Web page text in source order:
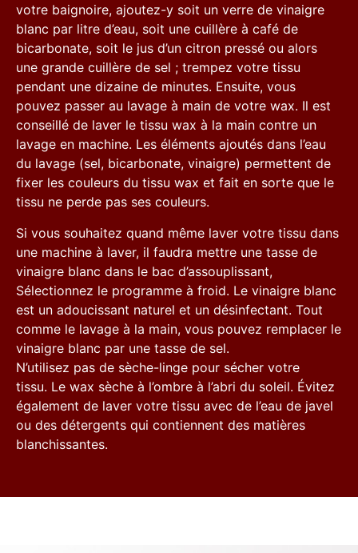
votre baignoire, ajoutez-y soit un verre de vinaigre
blanc par litre d’eau, soit une cuillère à café de
bicarbonate, soit le jus d’un citron pressé ou alors
une grande cuillère de sel ; trempez votre tissu
pendant une dizaine de minutes. Ensuite, vous
pouvez passer au lavage à main de votre wax. Il est
conseillé de laver le tissu wax à la main contre un
lavage en machine. Les éléments ajoutés dans l’eau
du lavage (sel, bicarbonate, vinaigre) permettent de
fixer les couleurs du tissu wax et fait en sorte que le
tissu ne perde pas ses couleurs.
Si vous souhaitez quand même laver votre tissu dans
une machine à laver, il faudra mettre une tasse de
vinaigre blanc dans le bac d’assouplissant,
Sélectionnez le programme à froid. Le vinaigre blanc
est un adoucissant naturel et un désinfectant. Tout
comme le lavage à la main, vous pouvez remplacer le
vinaigre blanc par une tasse de sel.
N’utilisez pas de sèche-linge pour sécher votre
tissu. Le wax sèche à l’ombre à l’abri du soleil. Évitez
également de laver votre tissu avec de l’eau de javel
ou des détergents qui contiennent des matières
blanchissantes.